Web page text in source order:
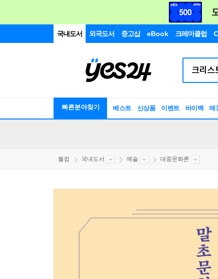
국내도서 외국도서 중고샵 eBook 크레마클럽
빠른분야찾기 베스트 신상품 이벤트 바이백 매
웰컴 국내도서 예술 대중문화론